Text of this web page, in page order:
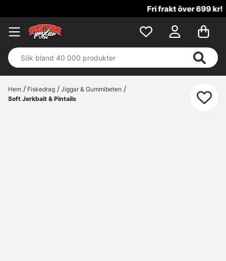
Fri frakt över 699 kr!
Hem Fiskedrag
Jiggar & Gummibeten
Soft Jerkbait & Pintails